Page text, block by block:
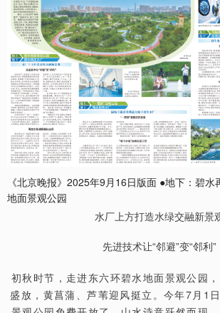
《北京晚报》2025年9月16日版面 ●地下：碧
地面景观公园
水厂上方打造水绿交融新景
先进技术让“邻避”变“邻利”
初秋时节，走进东六环碧水地面景观公园
盛放，黄菖蒲、芦苇迎风挺立。今年7月1